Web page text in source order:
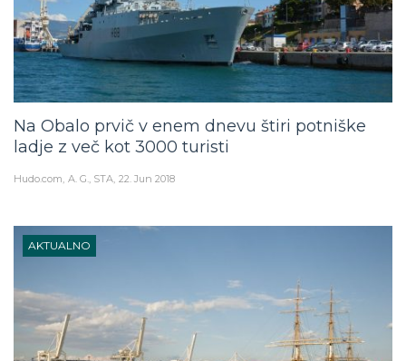
Na Obalo prvič v enem dnevu štiri potniške
ladje z več kot 3000 turisti
Hudo.com A. G., STA 22. Jun 2018
AKTUALNO